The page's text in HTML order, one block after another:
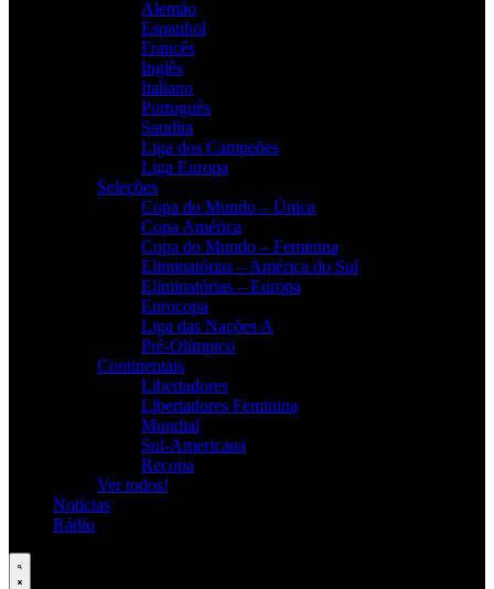
Alemão
Espanhol
Francês
Inglês
Italiano
Português
Saudita
Liga dos Campeões
Liga Europa
Seleções
Copa do Mundo – Única
Copa América
Copa do Mundo – Feminina
Eliminatórias – América do Sul
Eliminatórias – Europa
Eurocopa
Liga das Nações A
Pré-Olímpico
Continentais
Libertadores
Libertadores Feminina
Mundial
Sul-Americana
Recopa
Ver todos!
Notícias
Rádio